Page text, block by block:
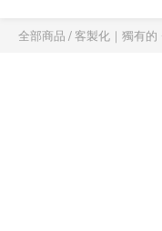
全部商品 /客製化｜獨有的